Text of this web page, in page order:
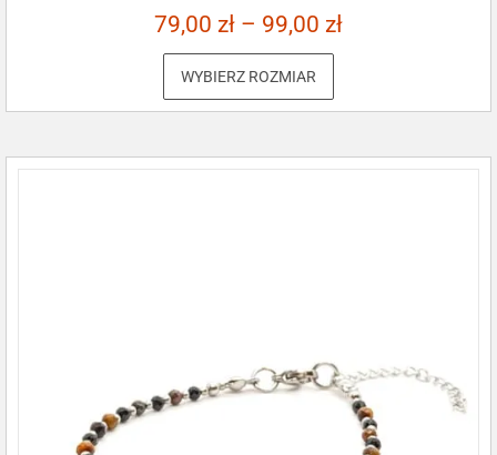
79,00 zł – 99,00 zł
WYBIERZ ROZMIAR